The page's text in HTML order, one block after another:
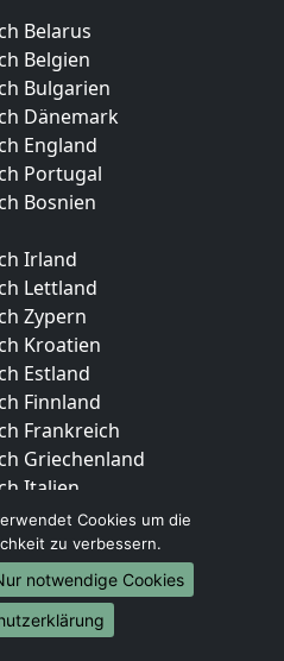
Belarus
Belgien
Bulgarien
Dänemark
England
Portugal
Bosnien
Irland
Lettland
Zypern
Kroatien
Estland
Finnland
Frankreich
Griechenland
Italien
Liechtenstein
Luxemburg
Niederlande
Norwegen
Cookies um die
zu verbessern.
notwendige Cookies